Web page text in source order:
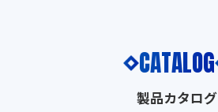
CATALOG
製品カタログ